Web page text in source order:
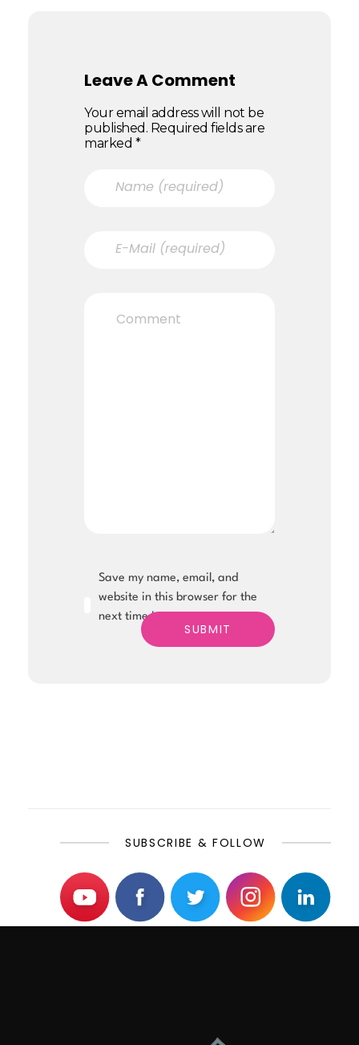
Leave A Comment
Your email address will not be
published. Required fields are
marked *
Save my name, email, and
website in this browser for the
next time I comment.
SUBSCRIBE & FOLLOW